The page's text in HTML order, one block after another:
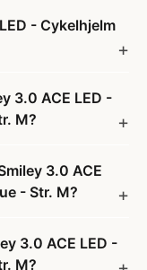
- Cykelhjelm
3.0 ACE LED -
M?
3.0 ACE
- Str. M?
3.0 ACE LED -
M?